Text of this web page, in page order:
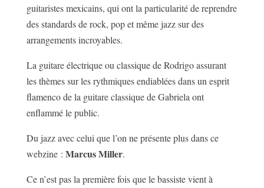
guitaristes mexicains, qui ont la particularité de reprendre
des standards de rock, pop et même jazz sur des
arrangements incroyables.
La guitare électrique ou classique de Rodrigo assurant
les thèmes sur les rythmiques endiablées dans un esprit
flamenco de la guitare classique de Gabriela ont
enflammé le public.
Du jazz avec celui que l’on ne présente plus dans ce
webzine : Marcus Miller.
Ce n’est pas la première fois que le bassiste vient à